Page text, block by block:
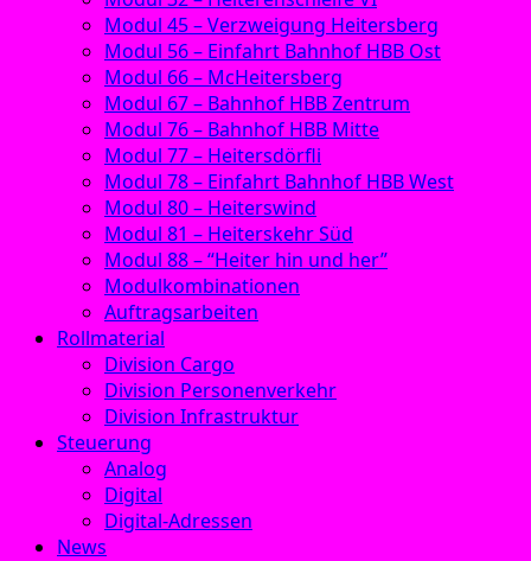
Modul 45 – Verzweigung Heitersberg
Modul 56 – Einfahrt Bahnhof HBB Ost
Modul 66 – McHeitersberg
Modul 67 – Bahnhof HBB Zentrum
Modul 76 – Bahnhof HBB Mitte
Modul 77 – Heitersdörfli
Modul 78 – Einfahrt Bahnhof HBB West
Modul 80 – Heiterswind
Modul 81 – Heiterskehr Süd
Modul 88 – “Heiter hin und her”
Modulkombinationen
Auftragsarbeiten
Rollmaterial
Division Cargo
Division Personenverkehr
Division Infrastruktur
Steuerung
Analog
Digital
Digital-Adressen
News